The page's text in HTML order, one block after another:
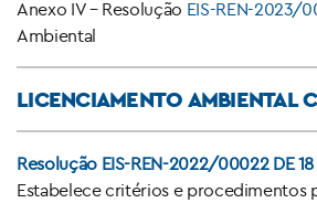
Anexo IV – Resolução EIS-REN-2023/
Ambiental
LICENCIAMENTO AMBIENTAL
Resolução EIS-REN-2022/00022 DE
Estabelece critérios e procedimentos